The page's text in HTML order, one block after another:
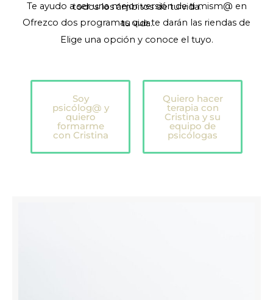
Te ayudo a ser una mejor versión de ti mism@ en todos los ámbitos de tu vida.
Ofrezco dos programas que te darán las riendas de tu vida.
Elige una opción y conoce el tuyo.
Soy
psicólog@ y
quiero
formarme
con Cristina
Quiero hacer
terapia con
Cristina y su
equipo de
psicólogas